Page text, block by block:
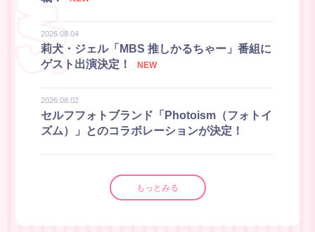
ムービー
ラジオ
フォトギャラリー
Q&A
お手紙BOX
すとふぁみ占い
2026.08.04
莉犬・ジェル「MBS 推しかるちゃー」番組に
ゲスト出演決定！
2026.08.02
セルフフォトブランド「Photoism（フォトイ
ズム）」とのコラボレーションが決定！
もっとみる